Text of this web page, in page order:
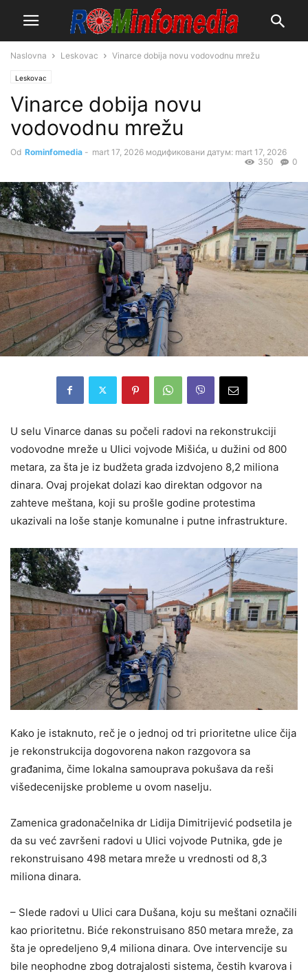
Naslovna Leskovac Vinarce dobija novu vodovodnu mrežu
Leskovac
Vinarce dobija novu
vodovodnu mrežu
Od Rominfomedia - mart 17, 2026 модификовани датум: mart 17, 2026
0
350
U selu Vinarce danas su počeli radovi na rekonstrukciji
vodovodne mreže u Ulici vojvode Mišića, u dužini od 800
metara, za šta je iz budžeta grada izdvojeno 8,2 miliona
dinara. Ovaj projekat dolazi kao direktan odgovor na
zahteve meštana, koji su prošle godine protestima
ukazivali na loše stanje komunalne i putne infrastrukture.
Kako je istaknuto, reč je o jednoj od tri prioritetne ulice čija
je rekonstrukcija dogovorena nakon razgovora sa
građanima, čime lokalna samouprava pokušava da reši
višedecenijske probleme u ovom naselju.
Zamenica gradonačelnika dr Lidija Dimitrijević podsetila je
da su već završeni radovi u Ulici vojvode Putnika, gde je
rekonstruisano 498 metara mreže u vrednosti od 8,3
miliona dinara.
– Slede radovi u Ulici cara Dušana, koju su meštani označili
kao prioritetnu. Biće rekonstruisano 850 metara mreže, za
šta je opredeljeno 9,4 miliona dinara. Ove intervencije su
bile neophodne zbog dotrajalosti sistema, čestih kvarova i